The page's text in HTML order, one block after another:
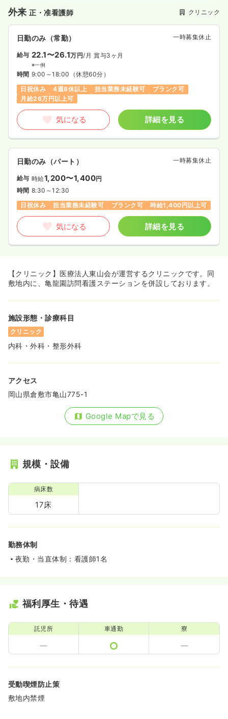
外来正・准看護師 クリニック
日勤のみ（常勤） 一時募集休止
給与 22.1〜26.1万円/月 賞与3ヶ月
※一例
時間 9:00～18:00 （休憩60分）
日祝休み
4週8休以上 担当業務未経験可
ブランク可
月給26万円以上可
気になる 詳細を見る
日勤のみ（パート） 一時募集休止
給与 時給1,200〜1,400円
時間 8:30～12:30
日祝休み
担当業務未経験可 ブランク可 時給1,400円以上可
気になる 詳細を見る
【クリニック】医療法人東山会が運営するクリニックです。同
敷地内に、亀龍園訪問看護ステーションを併設しております。
施設形態・診療科目
クリニック
内科・外科・整形外科
アクセス
岡山県倉敷市亀山775-1
Google Mapで見る
規模・設備
病床数
17床
勤務体制
夜勤・当直体制：看護師1名
福利厚生・待遇
託児所 車通勤 寮
受動喫煙防止策
敷地内禁煙